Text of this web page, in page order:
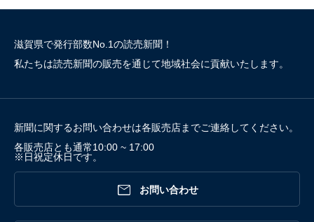
滋賀県で発行部数No.1の読売新聞！
私たちは読売新聞の販売を通じて地域社会に貢献いたします。
新聞に関するお問い合わせは各販売店までご連絡してください。
各販売店とも通常10:00 ~ 17:00
※日祝定休日です。
 お問い合わせ